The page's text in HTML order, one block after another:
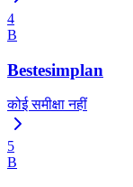
4
B
Bestesimplan
कोई समीक्षा नहीं
5
B